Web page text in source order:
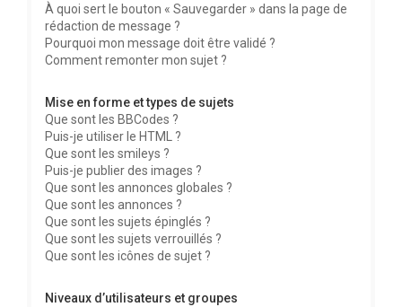
À quoi sert le bouton « Sauvegarder » dans la page de
rédaction de message ?
Pourquoi mon message doit être validé ?
Comment remonter mon sujet ?
Mise en forme et types de sujets
Que sont les BBCodes ?
Puis-je utiliser le HTML ?
Que sont les smileys ?
Puis-je publier des images ?
Que sont les annonces globales ?
Que sont les annonces ?
Que sont les sujets épinglés ?
Que sont les sujets verrouillés ?
Que sont les icônes de sujet ?
Niveaux d’utilisateurs et groupes